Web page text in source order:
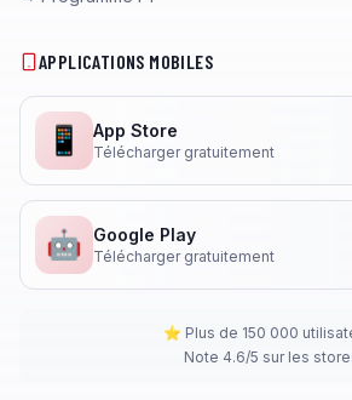
APPLICATIONS MOBILES
📱 App Store
Télécharger gratuitement
🤖 Google Play
Télécharger gratuitement
⭐ Plus de 150 000
Note 4.6/5 sur les